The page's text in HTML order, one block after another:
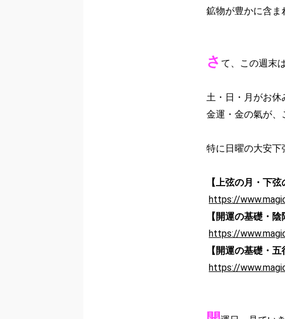
鉱物が豊かに含ま
さ て、この週末
土・日・月がお休
金運・金の氣が、
特に日曜の大安下
【上弦の月・下弦
https://
【開運の基礎・
https://
【開運の基礎・
https://